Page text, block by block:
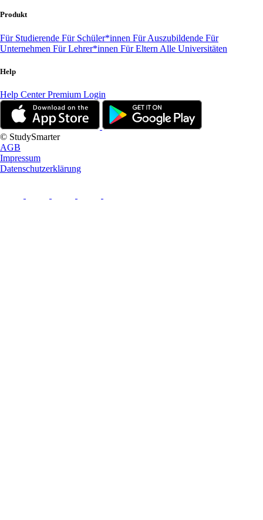
Produkt
Für Studierende Für Schüler*innen Für Auszubildende Für
Unternehmen Für Lehrer*innen Für Eltern Alle Universitäten
Help
Help CenterPremium Login
© StudySmarter
AGB
Impressum
Datenschutzerklärung